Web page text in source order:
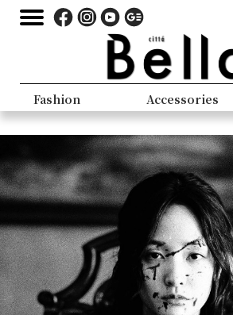
Fashion Accessories